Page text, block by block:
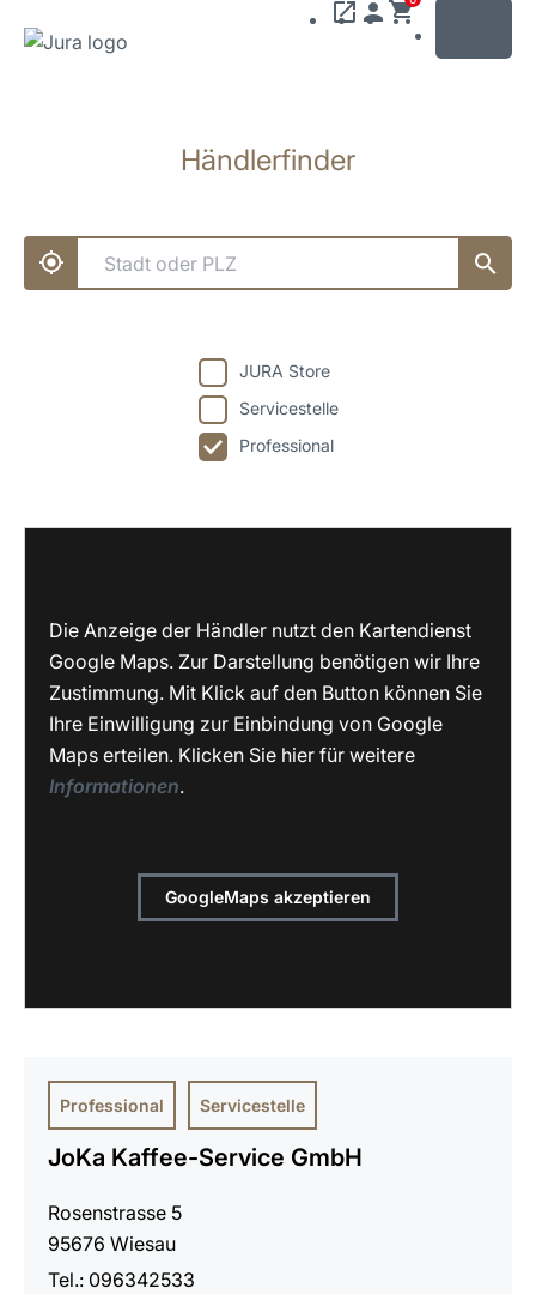
wechseln
Händlerfinder
JURA Store
Servicestelle
Professional
Die Anzeige der Händler nutzt den Kartendienst
Google Maps. Zur Darstellung benötigen wir Ihre
Zustimmung. Mit Klick auf den Button können Sie
Ihre Einwilligung zur Einbindung von Google
Maps erteilen. Klicken Sie hier für weitere
Informationen.
GoogleMaps akzeptieren
Professional Servicestelle
JoKa Kaffee-Service GmbH
Rosenstrasse 5
95676 Wiesau
Tel.: 096342533